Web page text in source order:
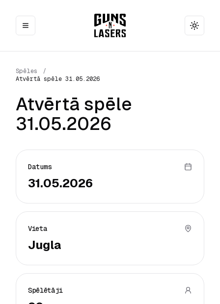
Toggle
Spēles
/
Atvērtā spēle 31.05.2026
Atvērtā spēle
31.05.2026
Datums
31.05.2026
Vieta
Jugla
Spēlētāji